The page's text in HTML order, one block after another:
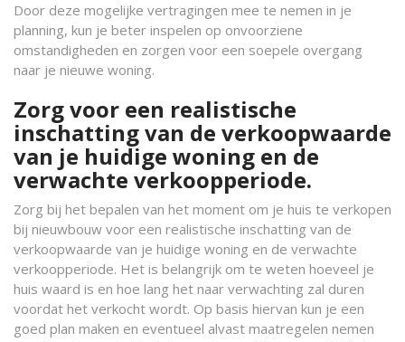
Door deze mogelijke vertragingen mee te nemen in je
planning, kun je beter inspelen op onvoorziene
omstandigheden en zorgen voor een soepele overgang
naar je nieuwe woning.
Zorg voor een realistische
inschatting van de verkoopwaarde
van je huidige woning en de
verwachte verkoopperiode.
Zorg bij het bepalen van het moment om je huis te verkopen
bij nieuwbouw voor een realistische inschatting van de
verkoopwaarde van je huidige woning en de verwachte
verkoopperiode. Het is belangrijk om te weten hoeveel je
huis waard is en hoe lang het naar verwachting zal duren
voordat het verkocht wordt. Op basis hiervan kun je een
goed plan maken en eventueel alvast maatregelen nemen